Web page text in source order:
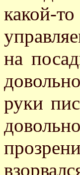
какой-
на
руки